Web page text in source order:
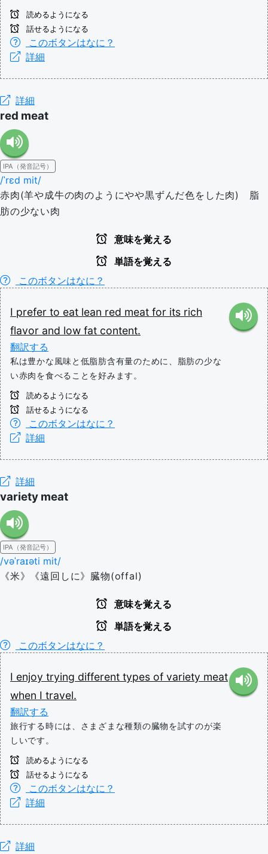
読めるようになる
話せるようになる
このボタンはなに？
詳細
詳細
red meat
IPA（発音記号）
/ˈrɛd mit/
赤肉(羊や成牛の肉のようにやや黒ずんだ色をした肉) 脂
肪の少ない肉
意味を覚える
単語を覚える
このボタンはなに？
I prefer to eat lean red meat for its rich
flavor and low fat content.
翻訳する
私は豊かな風味と低脂肪含有量のために、脂肪の少な
い赤肉を食べることを好みます。
読めるようになる
話せるようになる
このボタンはなに？
詳細
詳細
variety meat
IPA（発音記号）
/vəˈraɪəti mit/
《米》《遠回しに》臓物(offal)
意味を覚える
単語を覚える
このボタンはなに？
I enjoy trying different types of variety meat
when I travel.
翻訳する
旅行する時には、さまざまな種類の臓物を試すのが楽
しいです。
読めるようになる
話せるようになる
このボタンはなに？
詳細
詳細